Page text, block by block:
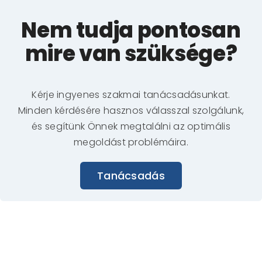
Nem tudja pontosan
mire van szüksége?
Kérje ingyenes szakmai tanácsadásunkat.
Minden kérdésére hasznos válasszal szolgálunk,
és segítünk Önnek megtalálni az optimális
megoldást problémáira.
Tanácsadás